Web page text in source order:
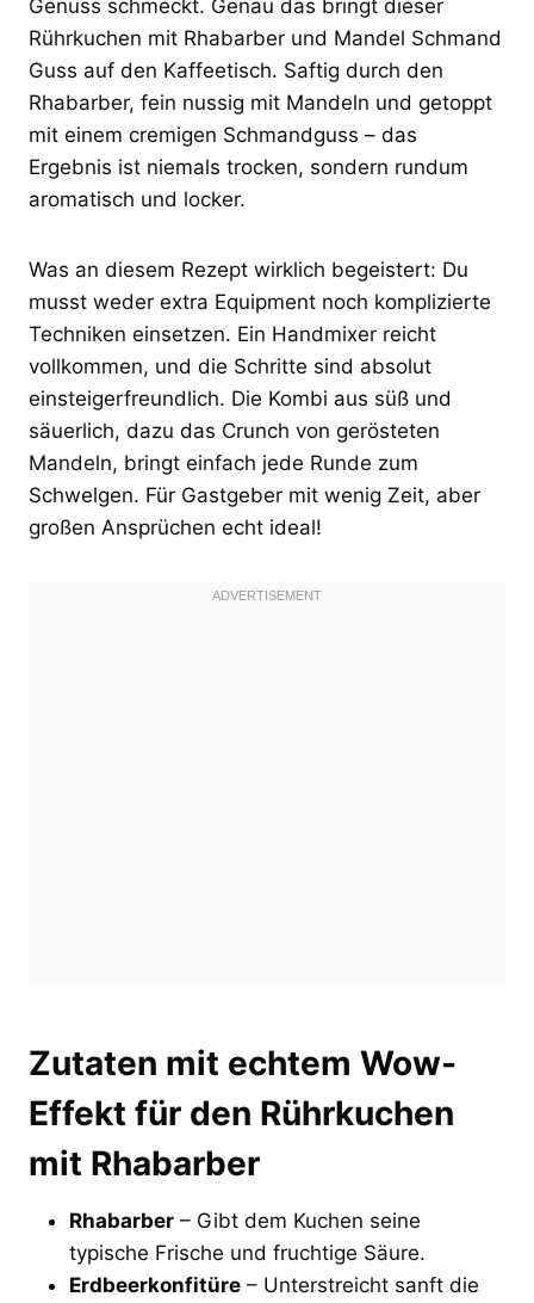
Genuss schmeckt. Genau das bringt dieser
Rührkuchen mit Rhabarber und Mandel Schmand
Guss auf den Kaffeetisch. Saftig durch den
Rhabarber, fein nussig mit Mandeln und getoppt
mit einem cremigen Schmandguss – das
Ergebnis ist niemals trocken, sondern rundum
aromatisch und locker.
Was an diesem Rezept wirklich begeistert: Du
musst weder extra Equipment noch komplizierte
Techniken einsetzen. Ein Handmixer reicht
vollkommen, und die Schritte sind absolut
einsteigerfreundlich. Die Kombi aus süß und
säuerlich, dazu das Crunch von gerösteten
Mandeln, bringt einfach jede Runde zum
Schwelgen. Für Gastgeber mit wenig Zeit, aber
großen Ansprüchen echt ideal!
Zutaten mit echtem Wow-
Effekt für den Rührkuchen
mit Rhabarber
Rhabarber – Gibt dem Kuchen seine
typische Frische und fruchtige Säure.
Erdbeerkonfitüre – Unterstreicht sanft die